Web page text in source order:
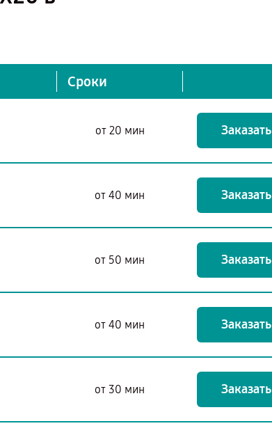
Сроки
от 20 мин Заказать
от 40 мин Заказать
от 50 мин Заказать
от 40 мин Заказать
от 30 мин Заказать